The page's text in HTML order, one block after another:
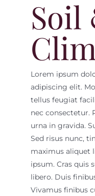
Soil
Lorem ipsum
adipiscing elit.
tellus feugiat
nec consectetur.
urna in gravida.
Sed risus nunc,
maximus aliquet
ipsum. Cras quis
libero. Duis
Vivamus finibus